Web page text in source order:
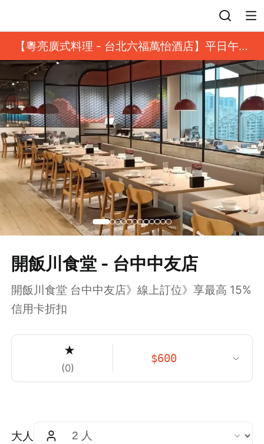
【粵亮廣式料理 - 台北六福萬怡酒店】平日午餐
8 折起｜靓港點套餐
開飯川食堂 - 台中中友店
開飯川食堂 台中中友店》線上訂位》享最高 15%
信用卡折扣
★
(0)
$600
大人